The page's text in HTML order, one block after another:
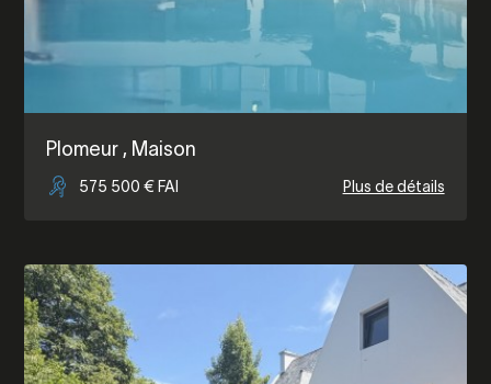
Plomeur , Maison
575 500 € FAI Plus de détails